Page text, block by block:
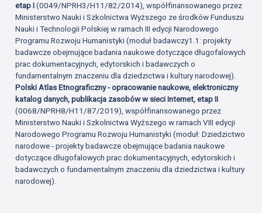
etap I(0049/NPRH3/H11/82/2014), współfinansowanego przez
Ministerstwo Nauki i Szkolnictwa Wyższego ze środków Funduszu
Nauki i Technologii Polskiej w ramach III edycji Narodowego
Programu Rozwoju Humanistyki (moduł badawczy1.1: projekty
badawcze obejmujące badania naukowe dotyczące długofalowych
prac dokumentacyjnych, edytorskich i badawczych o
fundamentalnym znaczeniu dla dziedzictwa i kultury narodowej).
Polski Atlas Etnograficzny - opracowanie naukowe, elektroniczny
katalog danych, publikacja zasobów w sieci Internet, etap II
(0068/NPRH8/H11/87/2019), współfinansowanego przez
Ministerstwo Nauki i Szkolnictwa Wyższego w ramach VIII edycji
Narodowego Programu Rozwoju Humanistyki (moduł: Dziedzictwo
narodowe - projekty badawcze obejmujące badania naukowe
dotyczące długofalowych prac dokumentacyjnych, edytorskich i
badawczych o fundamentalnym znaczeniu dla dziedzictwa i kultury
narodowej).